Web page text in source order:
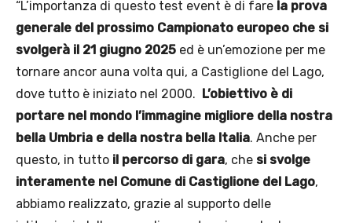
“L’importanza di questo test event è di fare la prova
generale del prossimo Campionato europeo che si
svolgerà il 21 giugno 2025 ed è un’emozione per me
tornare ancor auna volta qui, a Castiglione del Lago,
dove tutto è iniziato nel 2000. L’obiettivo è di
portare nel mondo l’immagine migliore della nostra
bella Umbria e della nostra bella Italia. Anche per
questo, in tutto il percorso di gara, che si svolge
interamente nel Comune di Castiglione del Lago,
abbiamo realizzato, grazie al supporto delle